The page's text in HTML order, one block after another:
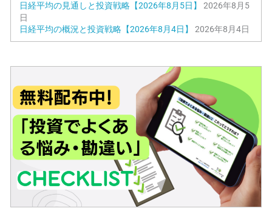
日経平均の見通しと投資戦略【2026年8月5日】
2026年8月5
日
日経平均の概況と投資戦略【2026年8月4日】
2026年8月4日